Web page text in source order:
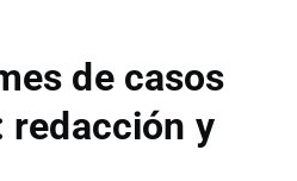
de casos
redacción y